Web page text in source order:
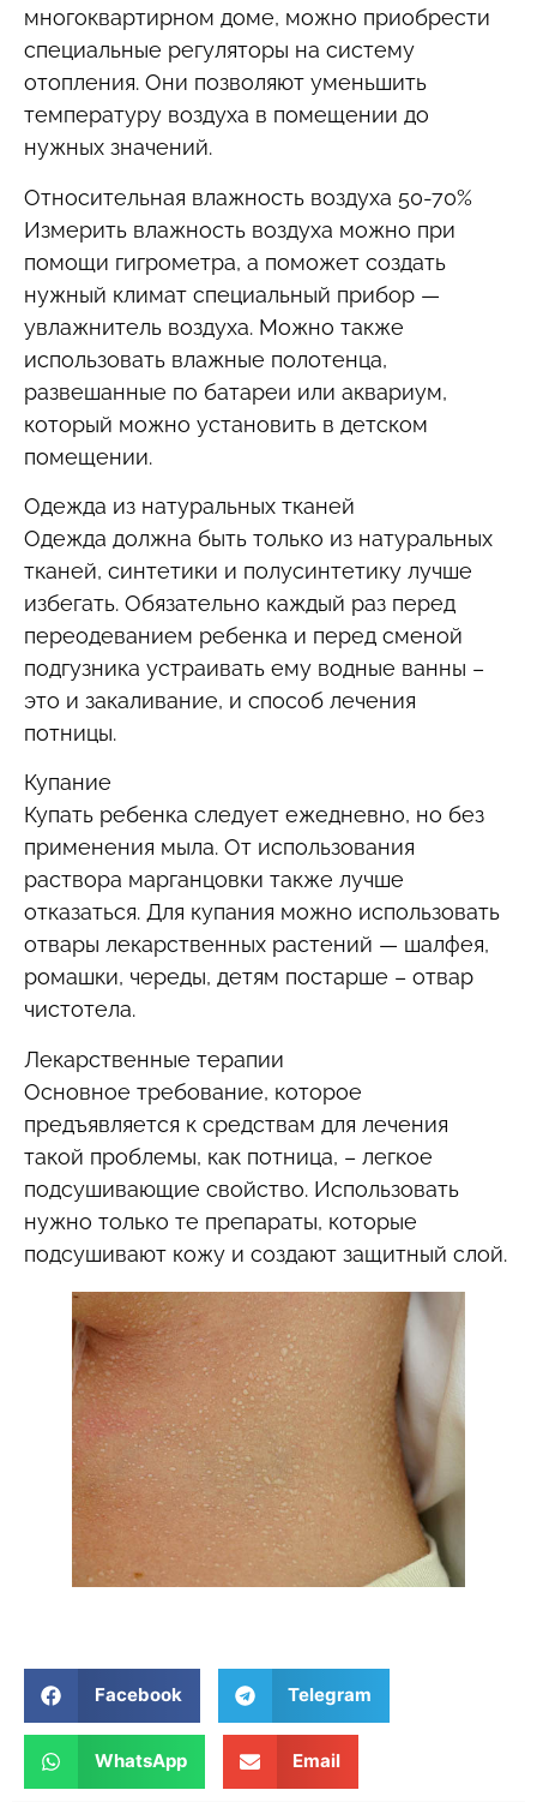
многоквартирном доме, можно приобрести
специальные регуляторы на систему
отопления. Они позволяют уменьшить
температуру воздуха в помещении до
нужных значений.
Относительная влажность воздуха 50-70%
Измерить влажность воздуха можно при
помощи гигрометра, а поможет создать
нужный климат специальный прибор —
увлажнитель воздуха. Можно также
использовать влажные полотенца,
развешанные по батареи или аквариум,
который можно установить в детском
помещении.
Одежда из натуральных тканей
Одежда должна быть только из натуральных
тканей, синтетики и полусинтетику лучше
избегать. Обязательно каждый раз перед
переодеванием ребенка и перед сменой
подгузника устраивать ему водные ванны –
это и закаливание, и способ лечения
потницы.
Купание
Купать ребенка следует ежедневно, но без
применения мыла. От использования
раствора марганцовки также лучше
отказаться. Для купания можно использовать
отвары лекарственных растений — шалфея,
ромашки, череды, детям постарше – отвар
чистотела.
Лекарственные терапии
Основное требование, которое
предъявляется к средствам для лечения
такой проблемы, как потница, – легкое
подсушивающие свойство. Использовать
нужно только те препараты, которые
подсушивают кожу и создают защитный слой.
Facebook Telegram
WhatsApp Email